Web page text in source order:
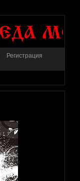
Регистрация